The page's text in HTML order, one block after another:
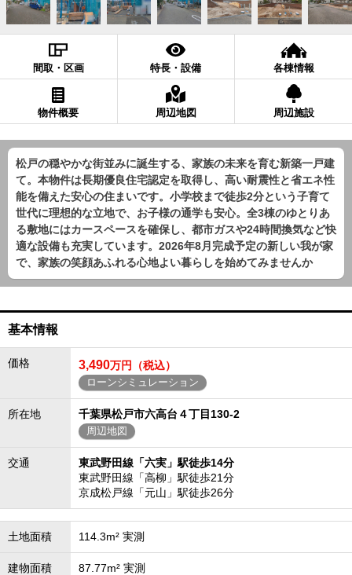
間取・区画 特長・設備 各棟情報
物件概要 周辺地図 周辺施設
松戸の穏やかな街並みに誕生する、家族の未来を育む新築一戸建
て。本物件は長期優良住宅認定を取得し、高い耐震性と省エネ性
能を備えた安心の住まいです。小学校まで徒歩2分という子育て
世代に理想的な立地で、お子様の通学も安心。全3棟のゆとりあ
る敷地にはカースペースを確保し、都市ガスや24時間換気など快
適な設備も充実しています。2026年8月完成予定の新しい我が家
で、家族の笑顔あふれる心地よい暮らしを始めてみませんか
基本情報
価格 3,490万円（税込）
ローンシミュレーション
所在地 千葉県松戸市六高台４丁目130-2
周辺地図
交通
東武野田線「六実」駅徒歩14分
東武野田線「高柳」駅徒歩21分
京成松戸線「元山」駅徒歩26分
土地面積 114.3m² 実測
建物面積 87.77m² 実測